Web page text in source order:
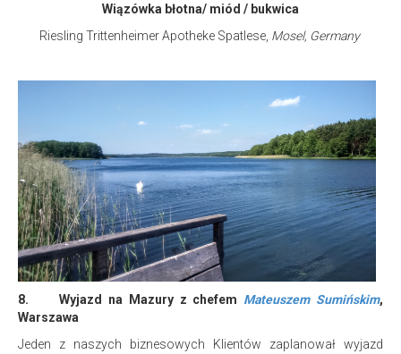
Wiązówka błotna/ miód / bukwica
Riesling Trittenheimer Apotheke Spatlese, Mosel, Germany
8.Wyjazd na Mazury z chefem Mateuszem Sumińskim,
Warszawa
Jeden z naszych biznesowych Klientów zaplanował wyjazd